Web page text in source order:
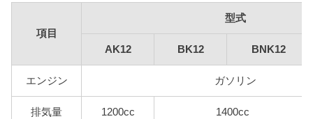
項目
型式
AK12 BK12 BNK12
エンジン ガソリン
排気量 1200cc 1400cc